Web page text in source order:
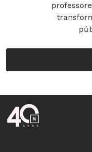
Rodapé da Nova Escola